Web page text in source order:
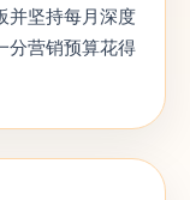
并坚持每月深度
分营销预算花得